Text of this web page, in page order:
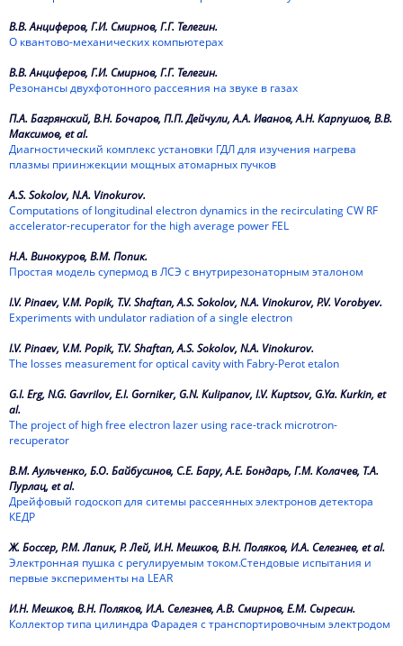
1975
1973
1972
1971
1970
1968
1967
1963
1962
В.В. Анциферов, Г.И. Смирнов, Г.Г. Телегин.
О квантово-механических компьютерах
В.В. Анциферов, Г.И. Смирнов, Г.Г. Телегин.
Резонансы двухфотонного рассеяния на звуке в газах
П.А. Багрянский, В.Н. Бочаров, П.П. Дейчули, А.А. Иванов, А.Н. Карпушов, В.В.
Максимов, et al.
Диагностический комплекс установки ГДЛ для изучения нагрева
плазмы приинжекции мощных атомарных пучков
A.S. Sokolov, N.A. Vinokurov.
Computations of longitudinal electron dynamics in the recirculating CW RF
accelerator-recuperator for the high average power FEL
Н.А. Винокуров, В.М. Попик.
Простая модель супермод в ЛСЭ с внутрирезонаторным эталоном
I.V. Pinaev, V.M. Popik, T.V. Shaftan, A.S. Sokolov, N.A. Vinokurov, P.V. Vorobyev.
Experiments with undulator radiation of a single electron
I.V. Pinaev, V.M. Popik, T.V. Shaftan, A.S. Sokolov, N.A. Vinokurov.
The losses measurement for optical cavity with Fabry-Perot etalon
G.I. Erg, N.G. Gavrilov, E.I. Gorniker, G.N. Kulipanov, I.V. Kuptsov, G.Ya. Kurkin, et
al.
The project of high free electron lazer using race-track microtron-
recuperator
В.М. Аульченко, Б.О. Байбусинов, С.Е. Бару, А.Е. Бондарь, Г.М. Колачев, Т.А.
Пурлац, et al.
Дрейфовый годоскоп для ситемы рассеянных электронов детектора
КЕДР
Ж. Боссер, Р.М. Лапик, Р. Лей, И.Н. Мешков, В.Н. Поляков, И.А. Селезнев, et al.
Электронная пушка с регулируемым током.Стендовые испытания и
первые эксперименты на LEAR
И.Н. Мешков, В.Н. Поляков, И.А. Селезнев, А.В. Смирнов, Е.М. Сыресин.
Коллектор типа цилиндра Фарадея с транспортировочным электродом